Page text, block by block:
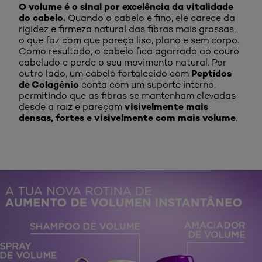
O volume é o sinal por excelência da vitalidade
do cabelo. Quando o cabelo é fino, ele carece da
rigidez e firmeza natural das fibras mais grossas,
o que faz com que pareça liso, plano e sem corpo.
Como resultado, o cabelo fica agarrado ao couro
cabeludo e perde o seu movimento natural. Por
outro lado, um cabelo fortalecido com Peptídos
de Colagénio conta com um suporte interno,
permitindo que as fibras se mantenham elevadas
desde a raiz e pareçam visivelmente mais
densas, fortes e visivelmente com mais volume.